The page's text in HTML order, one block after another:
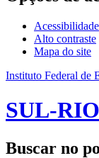
Acessibilidade
Alto contraste
Mapa do site
Instituto Federal de
SUL-
Buscar no